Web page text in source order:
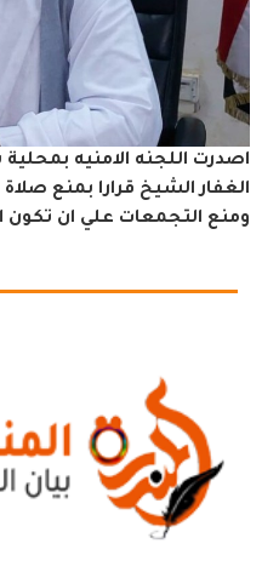
اصدرت اللجنه الامنيه
الغفار الشيخ قرارا بمنع
ومنع التجمعات علي ان تكون